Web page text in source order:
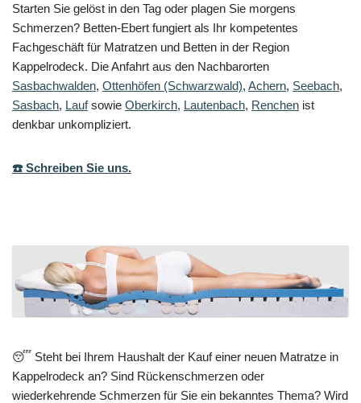
Starten Sie gelöst in den Tag oder plagen Sie morgens
Schmerzen? Betten-Ebert fungiert als Ihr kompetentes
Fachgeschäft für Matratzen und Betten in der Region
Kappelrodeck. Die Anfahrt aus den Nachbarorten
Sasbachwalden, Ottenhöfen (Schwarzwald), Achern, Seebach,
Sasbach, Laufsowie Oberkirch, Lautenbach, Renchen ist
denkbar unkompliziert.
☎️ Schreiben Sie uns.
😴 Steht bei Ihrem Haushalt der Kauf einer neuen Matratze in
Kappelrodeck an? Sind Rückenschmerzen oder
wiederkehrende Schmerzen für Sie ein bekanntes Thema? Wird